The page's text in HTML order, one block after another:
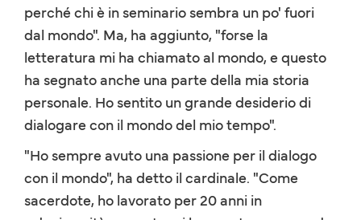
perché chi è in seminario sembra un po' fuori
dal mondo". Ma, ha aggiunto, "forse la
letteratura mi ha chiamato al mondo, e questo
ha segnato anche una parte della mia storia
personale. Ho sentito un grande desiderio di
dialogare con il mondo del mio tempo".
"Ho sempre avuto una passione per il dialogo
con il mondo", ha detto il cardinale. "Come
sacerdote, ho lavorato per 20 anni in